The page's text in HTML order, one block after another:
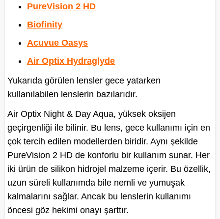
PureVision 2 HD
Biofinity
Acuvue Oasys
Air Optix Hydraglyde
Yukarıda görülen lensler gece yatarken
kullanılabilen lenslerin bazılarıdır.
Air Optix Night & Day Aqua, yüksek oksijen
geçirgenliği ile bilinir. Bu lens, gece kullanımı için en
çok tercih edilen modellerden biridir. Aynı şekilde
PureVision 2 HD de konforlu bir kullanım sunar. Her
iki ürün de silikon hidrojel malzeme içerir. Bu özellik,
uzun süreli kullanımda bile nemli ve yumuşak
kalmalarını sağlar. Ancak bu lenslerin kullanımı
öncesi göz hekimi onayı şarttır.